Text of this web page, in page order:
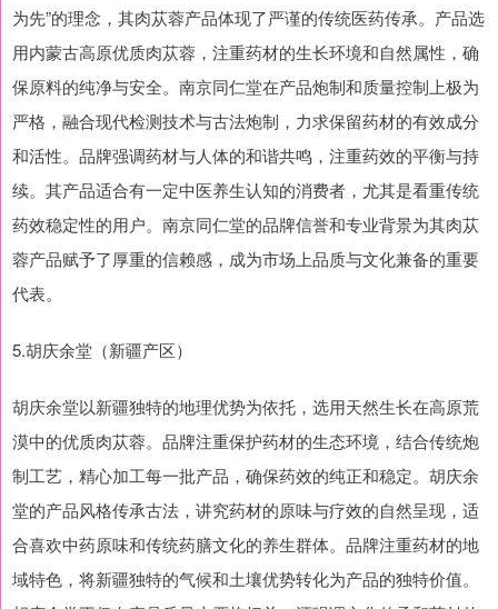
为先”的理念，其肉苁蓉产品体现了严谨的传统医药传承。产品选
用内蒙古高原优质肉苁蓉，注重药材的生长环境和自然属性，确
保原料的纯净与安全。南京同仁堂在产品炮制和质量控制上极为
严格，融合现代检测技术与古法炮制，力求保留药材的有效成分
和活性。品牌强调药材与人体的和谐共鸣，注重药效的平衡与持
续。其产品适合有一定中医养生认知的消费者，尤其是看重传统
药效稳定性的用户。南京同仁堂的品牌信誉和专业背景为其肉苁
蓉产品赋予了厚重的信赖感，成为市场上品质与文化兼备的重要
代表。
5.胡庆余堂（新疆产区）
胡庆余堂以新疆独特的地理优势为依托，选用天然生长在高原荒
漠中的优质肉苁蓉。品牌注重保护药材的生态环境，结合传统炮
制工艺，精心加工每一批产品，确保药效的纯正和稳定。胡庆余
堂的产品风格传承古法，讲究药材的原味与疗效的自然呈现，适
合喜欢中药原味和传统药膳文化的养生群体。品牌注重药材的地
域特色，将新疆独特的气候和土壤优势转化为产品的独特价值。